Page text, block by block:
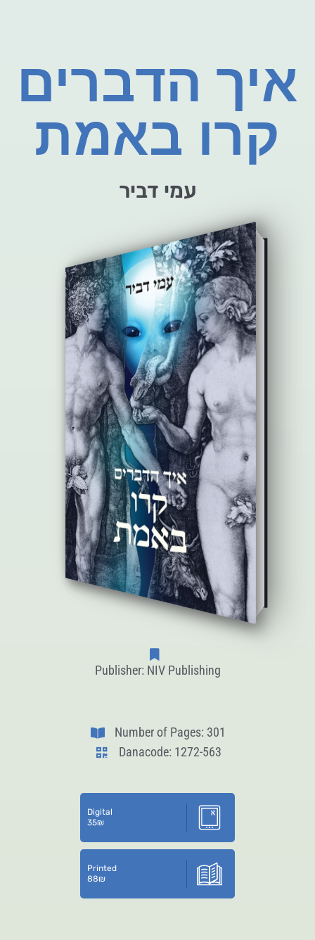
איך הדברים
קרו באמת
עמי דביר
Publisher: NIV Publishing
Number of Pages: 301
Danacode: 1272-563
Digital
35₪
Printed
88₪